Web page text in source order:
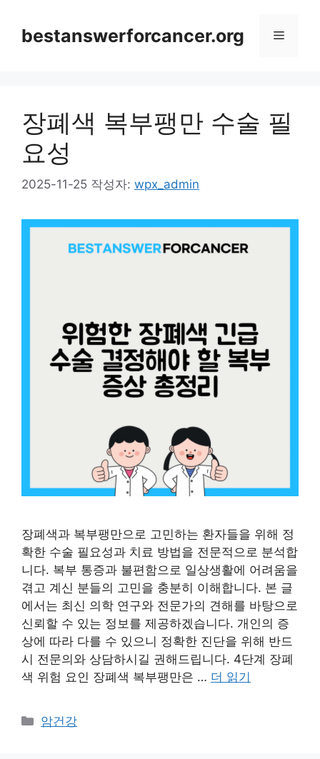
bestanswerforcancer.org 메
장폐색 복부팽만 수술 필
요성
2025-11-25 작성자: wpx_admin
장폐색과 복부팽만으로 고민하는 환자들을 위해 정
확한 수술 필요성과 치료 방법을 전문적으로 분석합
니다. 복부 통증과 불편함으로 일상생활에 어려움을
겪고 계신 분들의 고민을 충분히 이해합니다. 본 글
에서는 최신 의학 연구와 전문가의 견해를 바탕으로
신뢰할 수 있는 정보를 제공하겠습니다. 개인의 증
상에 따라 다를 수 있으니 정확한 진단을 위해 반드
시 전문의와 상담하시길 권해드립니다. 4단계 장폐
색 위험 요인 장폐색 복부팽만은 … 더 읽기
카
암건강